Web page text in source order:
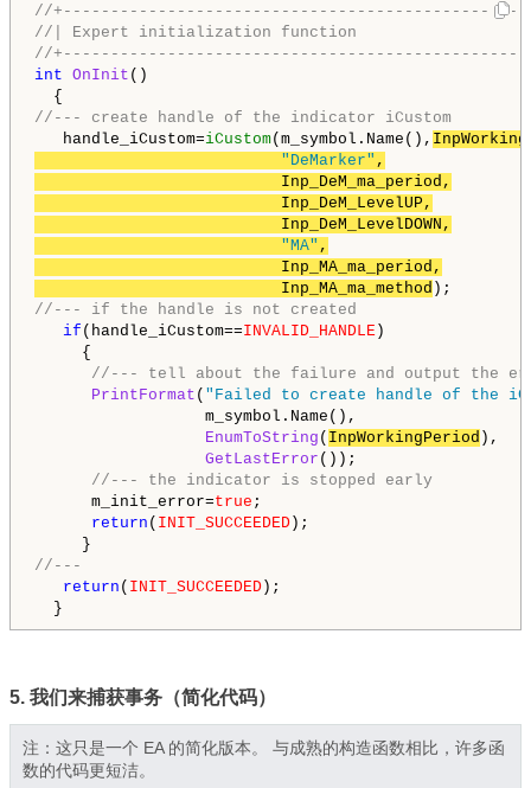
//
//| Expert initialization function
//
int OnInit ()
//--- create handle of the indicator iCustom
handle_iCustom=iCustom(m_symbol.Name(),
"DeMarker" ,
Inp_DeM_ma_period,
Inp_DeM_LevelUP,
Inp_DeM_LevelDOWN,
"MA" ,
Inp_MA_ma_period,
Inp_MA_ma_method
//--- if the handle is not created
if (handle_iCustom==INVALID_HANDLE )
{
//--- tell about the failure and output the
PrintFormat ( "Failed to create handle of the
m_symbol.Name(),
EnumToString ( InpWorkingPeriod ),
GetLastError ());
//--- the indicator is stopped early
m_init_error=true ;
return ( INIT_SUCCEEDED );
//---
return ( INIT_SUCCEEDED );
}
5. 我们来捕获事务（简化代码）
注：这只是一个 EA 的简化版本。 与成熟的构造函数相比，许多函
数的代码更短洁。